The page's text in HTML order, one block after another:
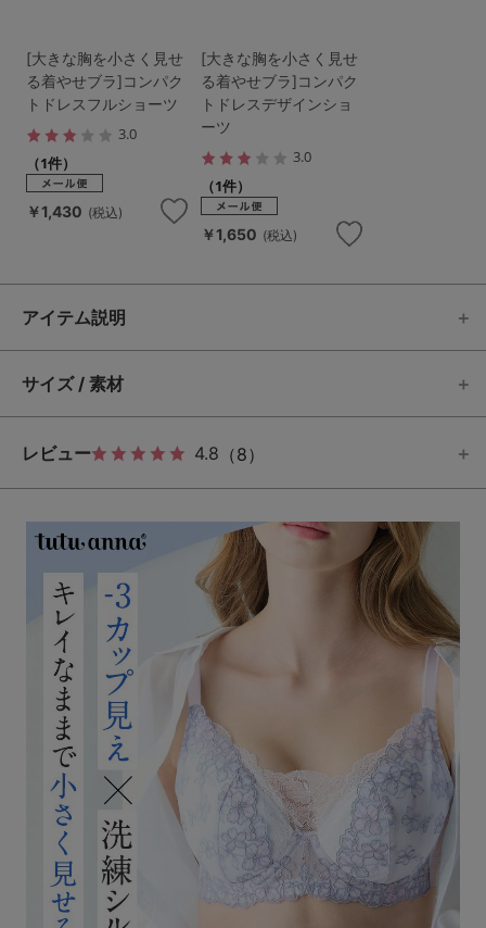
[大きな胸を小さく見せ
る着やせブラ]コンパク
トドレスフルショーツ
3.0
（1件）
￥1,430 (税込)
[大きな胸を小さく見せ
る着やせブラ]コンパク
トドレスデザインショ
ーツ
3.0
（1件）
￥1,650 (税込)
アイテム説明
サイズ / 素材
レビュー 4.8 （8）